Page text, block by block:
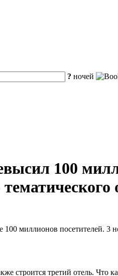
? ночей
100
миллионов посетителей. 3
строится третий отель. Что